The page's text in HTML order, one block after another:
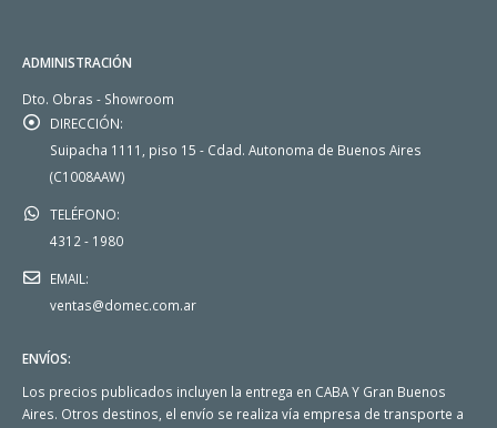
ADMINISTRACIÓN
Dto. Obras - Showroom
DIRECCIÓN:
Suipacha 1111, piso 15 - Cdad. Autonoma de Buenos Aires
(C1008AAW)
TELÉFONO:
4312 - 1980
EMAIL:
ventas@domec.com.ar
ENVÍOS:
Los precios publicados incluyen la entrega en CABA Y Gran Buenos
Aires. Otros destinos, el envío se realiza vía empresa de transporte a